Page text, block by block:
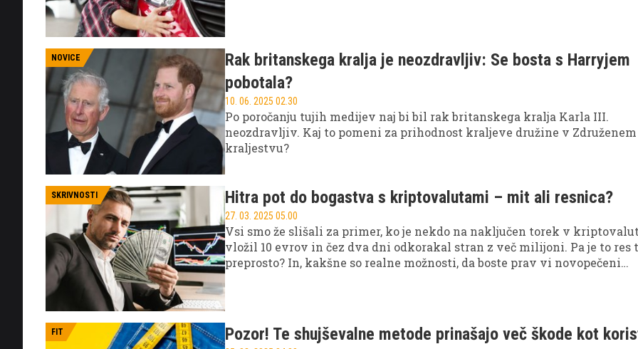
NOVICE
Rak britanskega kralja je neozdravljiv: Se bosta s Harryjem
pobotala?
10. 06. 2025 02.30
Po poročanju tujih medijev naj bi bil rak britanskega kralja Karla III.
neozdravljiv. Kaj to pomeni za prihodnost kraljeve družine v Združenem
kraljestvu?
SKRIVNOSTI Hitra pot do bogastva s kriptovalutami – mit ali resnica?
27. 03. 2025 05.00
Vsi smo že slišali za primer, ko je nekdo na naključen torek v
vložil 10 evrov in čez dva dni odkorakal stran z več milijoni. Pa je to res
preprosto? In, kakšne so realne možnosti, da boste prav vi novopečeni
FIT Pozor! Te shujševalne metode prinašajo več škode kot